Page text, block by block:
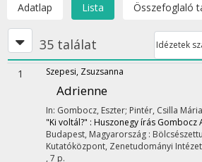
Adatlap Lista Összefoglaló
35 találat Idézetek
1 Szepesi, Zsuzsanna
Adrienne
In: Gombocz, Eszter; Pintér, Csilla
"Ki voltál?" : Huszonegy írás Gombocz
Budapest, Magyarország :
Kutatóközpont, Zenetudományi Intézet
, 7 p.